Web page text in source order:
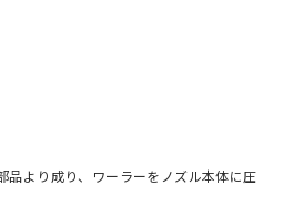
品より成り、ワーラーをノズル本体に圧